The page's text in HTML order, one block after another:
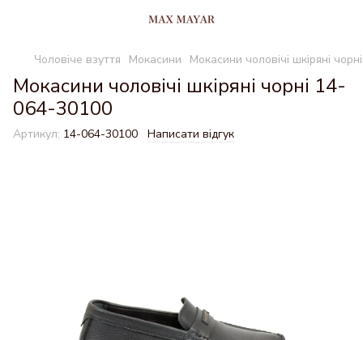
Чоловіче взуття Мокасини Мокасини чоловічі шкіряні
Мокасини чоловічі шкіряні чорні 14-
064-30100
Артикул: 14-064-30100 Написати відгук